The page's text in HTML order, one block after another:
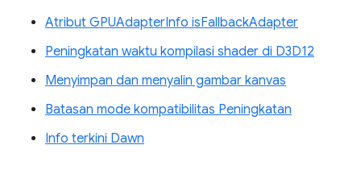
Atribut GPUAdapterInfo isFallbackAdapter
Peningkatan waktu kompilasi shader di D3D12
Menyimpan dan menyalin gambar kanvas
Batasan mode kompatibilitas Peningkatan
Info terkini Dawn